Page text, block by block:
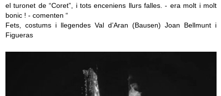
el turonet de “Coret”, i tots enceniens llurs falles. - era molt i molt
bonic ! - comenten “
Fets, costums i llegendes Val d’Aran (Bausen) Joan Bellmunt i
Figueras